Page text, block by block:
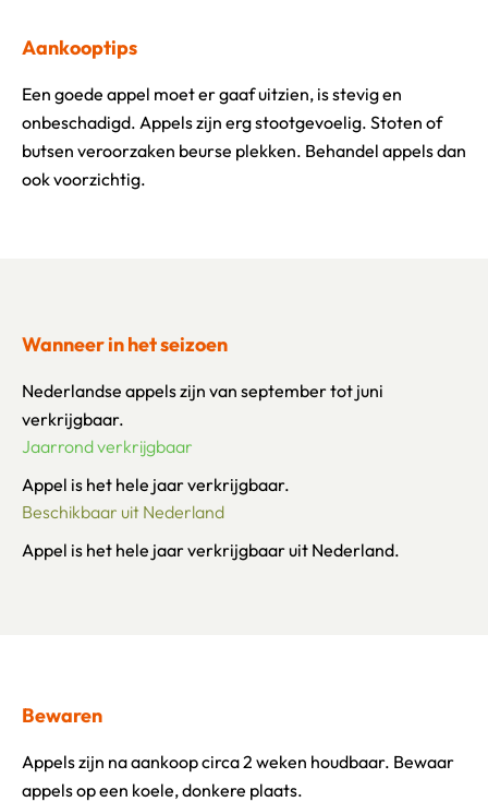
Aankooptips
Een goede appel moet er gaaf uitzien, is stevig en
onbeschadigd. Appels zijn erg stootgevoelig. Stoten of
butsen veroorzaken beurse plekken. Behandel appels dan
ook voorzichtig.
Wanneer in het seizoen
Nederlandse appels zijn van september tot juni
verkrijgbaar.
Jaarrond verkrijgbaar
Appel is het hele jaar verkrijgbaar.
Beschikbaar uit Nederland
Appel is het hele jaar verkrijgbaar uit Nederland.
Bewaren
Appels zijn na aankoop circa 2 weken houdbaar. Bewaar
appels op een koele, donkere plaats.